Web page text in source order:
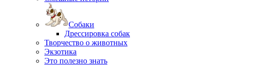
Собаки
Дрессировка собак
Творчество о животных
Экзотика
Это полезно знать